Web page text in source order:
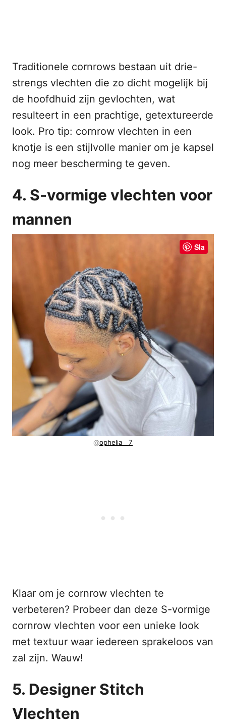
Traditionele cornrows bestaan uit drie-
strengs vlechten die zo dicht mogelijk bij
de hoofdhuid zijn gevlochten, wat
resulteert in een prachtige, getextureerde
look. Pro tip: cornrow vlechten in een
knotje is een stijlvolle manier om je kapsel
nog meer bescherming te geven.
4. S-vormige vlechten voor
mannen
Sla
@ophelia__7
Klaar om je cornrow vlechten te
verbeteren? Probeer dan deze S-vormige
cornrow vlechten voor een unieke look
met textuur waar iedereen sprakeloos van
zal zijn. Wauw!
5. Designer Stitch
Vlechten